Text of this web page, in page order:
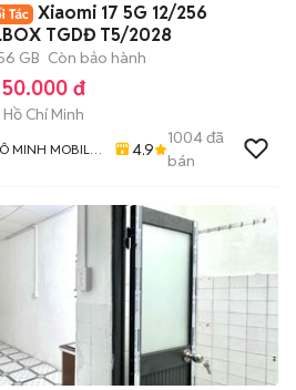
Xiaomi 17 5G 12/256
TGDĐ T5/2028
GB Còn bảo hành
đ
Hồ Chí Minh
MINH MOBILE
4.9
1004đã
bán